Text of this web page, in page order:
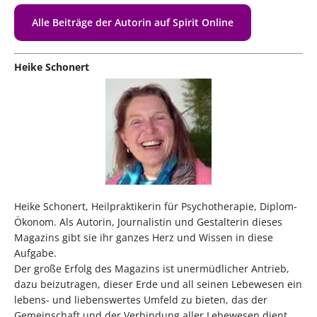
Alle Beiträge der Autorin auf Spirit Online
Heike Schonert
Heike Schonert, Heilpraktikerin für Psychotherapie, Diplom-
Ökonom. Als Autorin, Journalistin und Gestalterin dieses
Magazins gibt sie ihr ganzes Herz und Wissen in diese
Aufgabe.
Der große Erfolg des Magazins ist unermüdlicher Antrieb,
dazu beizutragen, dieser Erde und all seinen Lebewesen ein
lebens- und liebenswertes Umfeld zu bieten, das der